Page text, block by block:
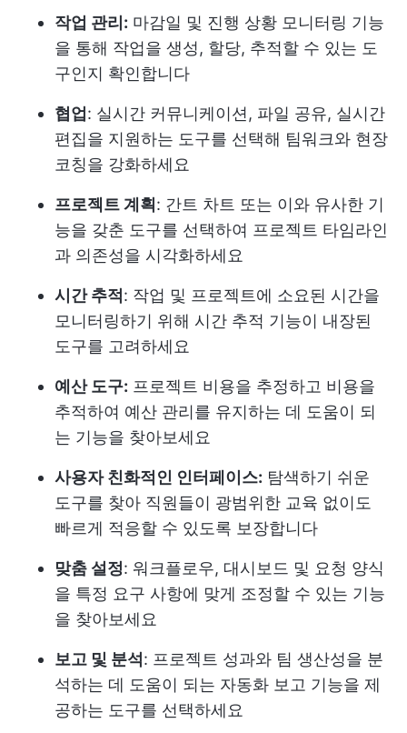
작업 관리: 마감일 및 진행 상황 모니터링 기능
을 통해 작업을 생성, 할당, 추적할 수 있는 도
구인지 확인합니다
협업 : 실시간 커뮤니케이션, 파일 공유, 실시간
편집을 지원하는 도구를 선택해 팀워크와 현장
코칭을 강화하세요
프로젝트 계획 : 간트 차트 또는 이와 유사한 기
능을 갖춘 도구를 선택하여 프로젝트 타임라인
과 의존성을 시각화하세요
시간 추적 : 작업 및 프로젝트에 소요된 시간을
모니터링하기 위해 시간 추적 기능이 내장된
도구를 고려하세요
예산 도구: 프로젝트 비용을 추정하고 비용을
추적하여 예산 관리를 유지하는 데 도움이 되
는 기능을 찾아보세요
사용자 친화적인 인터페이스: 탐색하기 쉬운
도구를 찾아 직원들이 광범위한 교육 없이도
빠르게 적응할 수 있도록 보장합니다
맞춤 설정: 워크플로우, 대시보드 및 요청 양식
을 특정 요구 사항에 맞게 조정할 수 있는 기능
을 찾아보세요
보고 및 분석 : 프로젝트 성과와 팀 생산성을 분
석하는 데 도움이 되는 자동화 보고 기능을 제
공하는 도구를 선택하세요